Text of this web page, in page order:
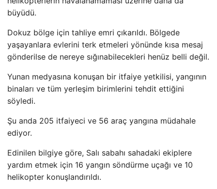
büyüdü.
Dokuz bölge için tahliye emri çıkarıldı. Bölgede
yaşayanlara evlerini terk etmeleri yönünde kısa mesaj
gönderilse de nereye sığınabilecekleri henüz belli değil.
Yunan medyasına konuşan bir itfaiye yetkilisi, yangının
binaları ve tüm yerleşim birimlerini tehdit ettiğini
söyledi.
Şu anda 205 itfaiyeci ve 56 araç yangına müdahale
ediyor.
Edinilen bilgiye göre, Salı sabahı sahadaki ekiplere
yardım etmek için 16 yangın söndürme uçağı ve 10
helikopter konuşlandırıldı.